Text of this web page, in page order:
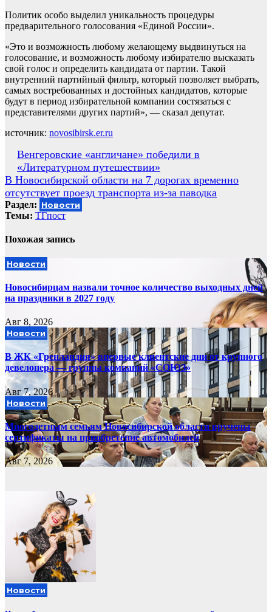
Политик особо выделил уникальность процедуры
предварительного голосования «Единой России».
«Это и возможность любому желающему выдвинуться на
голосование, и возможность любому избирателю высказать
свой голос и определить кандидата от партии. Такой
внутренний партийный фильтр, который позволяет выбрать,
самых востребованных и достойных кандидатов, которые
будут в период избирательной компании состязаться с
представителями других партий», — сказал депутат.
источник: novosibirsk.er.ru
Навигация
по
записям
Венгеровские «англичане» победили в
«Литературном путешествии»
В Новосибирской области на 7 дорогах временно
отсутствует проезд транспорта из-за паводка
Раздел: Новости
Темы: ТГпост
Похожая запись
Новости
Новосибирцам назвали точное количество выходных дней
на праздники в 2027 году
Авг 8, 2026
Новости
В ЖК «Гренландия» впервые клиентские дни от крупного
девелопера — группы компаний «СОЮЗ»
Авг 7, 2026
Новости
Многодетным семьям Новосибирской области вручены
сертификаты на приобретение автомобилей
Авг 7, 2026
Новости